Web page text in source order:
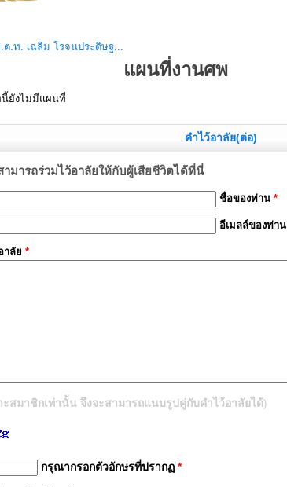
ต.ท. เฉลิม โรจนประดิษฐ...
แผนที่งานศพ
นี้ยังไม่มีแผนที่
คำไว้อาลัย(ต่อ)
มารถร่วมไว้อาลัยให้กับผู้เสียชีวิตได้ที่นี่
ชื่อของท่าน*
อีเมลล์ของท่าน
าลัย *
ะสมาชิกเท่านั้น จึงจะสามารถแนบรูปคู่กับคำไว้อาลัยได้)
กรุณากรอกตัวอักษรที่ปรากฏ *